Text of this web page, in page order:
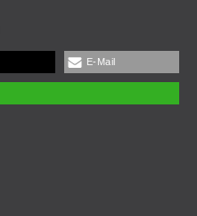
E-Mail